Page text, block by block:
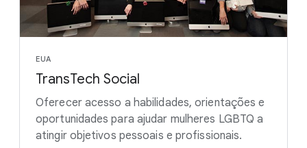
EUA
TransTech Social
Oferecer acesso a habilidades, orientações e
oportunidades para ajudar mulheres LGBTQ a
atingir objetivos pessoais e profissionais.